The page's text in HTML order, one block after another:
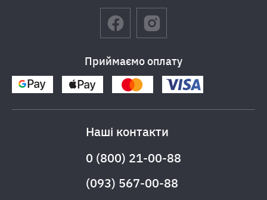
Приймаємо оплату
Наші контакти
0 (800) 21-00-88
(093) 567-00-88